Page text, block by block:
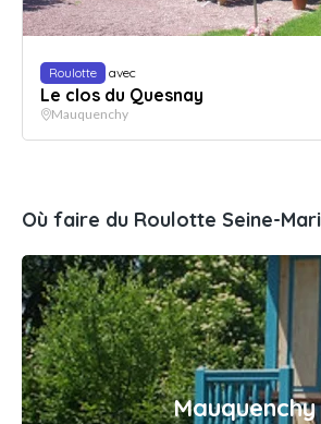
Roulotte avec
Le clos du Quesnay
Mauquenchy
Où faire du Roulotte Seine-
Mauquenchy